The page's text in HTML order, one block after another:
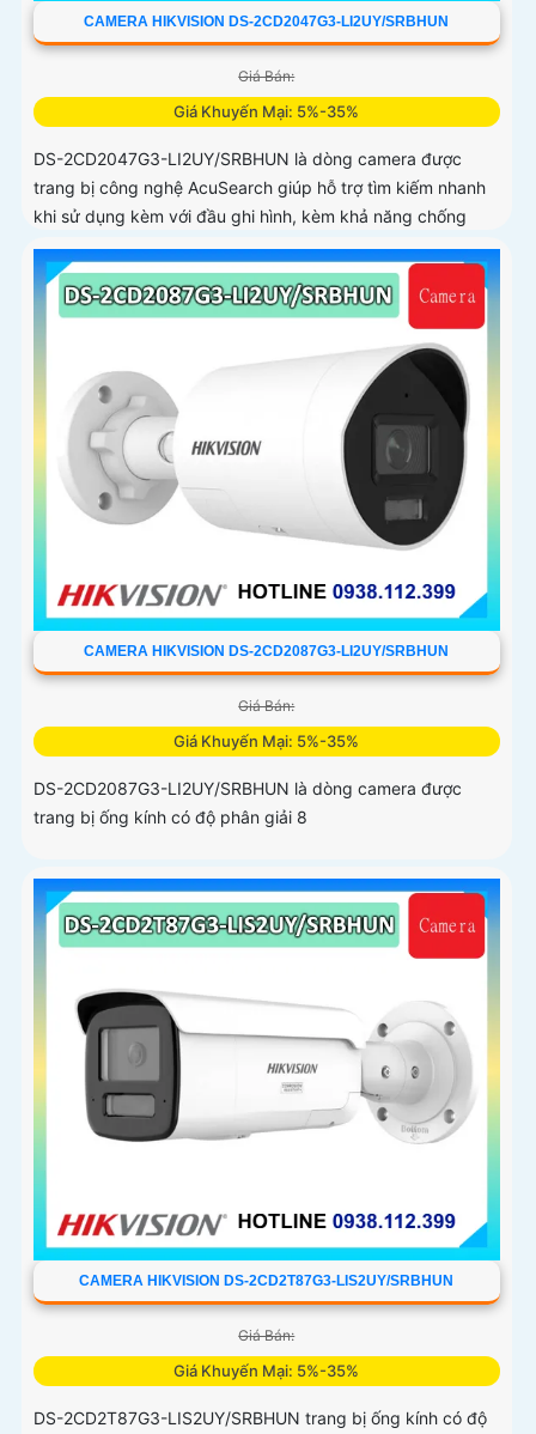
CAMERA HIKVISION DS-2CD2047G3-LI2UY/SRBHUN
Giá Bán:
Giá Khuyến Mại: 5%-35%
DS-2CD2047G3-LI2UY/SRBHUN là dòng camera được
trang bị công nghệ AcuSearch giúp hỗ trợ tìm kiếm nhanh
khi sử dụng kèm với đầu ghi hình, kèm khả năng chống
ngược sáng WDR 130dB, trang bị micro kép và loa hỗ trợ
đàm thoại 2 chiều, ống kính 4
CAMERA HIKVISION DS-2CD2087G3-LI2UY/SRBHUN
Giá Bán:
Giá Khuyến Mại: 5%-35%
DS-2CD2087G3-LI2UY/SRBHUN là dòng camera được
trang bị ống kính có độ phân giải 8
CAMERA HIKVISION DS-2CD2T87G3-LIS2UY/SRBHUN
Giá Bán:
Giá Khuyến Mại: 5%-35%
DS-2CD2T87G3-LIS2UY/SRBHUN trang bị ống kính có độ